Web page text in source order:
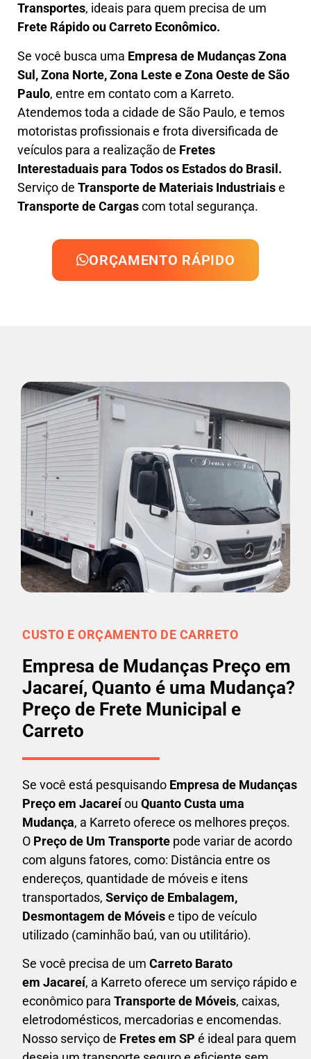
Transportes, ideais para quem precisa de um
Frete Rápido ou Carreto Econômico.
Se você busca uma Empresa de Mudanças Zona
Sul, Zona Norte, Zona Leste e Zona Oeste de São
Paulo, entre em contato com a Karreto.
Atendemos toda a cidade de São Paulo, e temos
motoristas profissionais e frota diversificada de
veículos para a realização de Fretes
Interestaduais para Todos os Estados do Brasil.
Serviço de Transporte de Materiais Industriaise
Transporte de Cargascom total segurança.
ORÇAMENTO RÁPIDO
CUSTO E ORÇAMENTO DE CARRETO
Empresa de Mudanças Preço em
Jacareí, Quanto é uma Mudança?
Preço de Frete Municipal e
Carreto
Se você está pesquisando Empresa de Mudanças
Preço em Jacareíou Quanto Custa uma
Mudança, a Karreto oferece os melhores preços.
O Preço de Um Transporte pode variar de acordo
com alguns fatores, como: Distância entre os
endereços, quantidade de móveis e itens
transportados, Serviço de Embalagem,
Desmontagem de Móveise tipo de veículo
utilizado (caminhão baú, van ou utilitário).
Se você precisa de um Carreto Barato
em Jacareí, a Karreto oferece um serviço rápido e
econômico para Transporte de Móveis, caixas,
eletrodomésticos, mercadorias e encomendas.
Nosso serviço de Fretes em SP é ideal para quem